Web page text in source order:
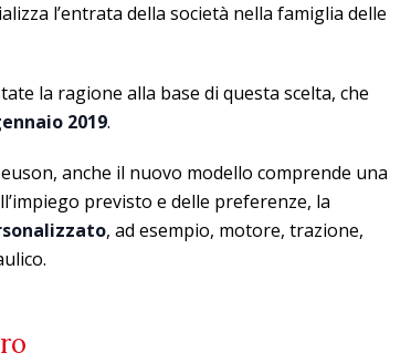
l’entrata della società nella famiglia delle
la ragione alla base di questa scelta, che
2019.
anche il nuovo modello comprende una
previsto e delle preferenze, la
, ad esempio, motore, trazione,